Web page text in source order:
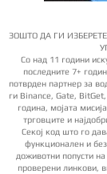
ЗОШТО ДА ГИ
Со над 11 години
последните 7+
потврден партнер за
ги Binance, Gate,
година, мојата
трговците и
Секој код што го
функционален и
доживотни попусти
проверени линкови,